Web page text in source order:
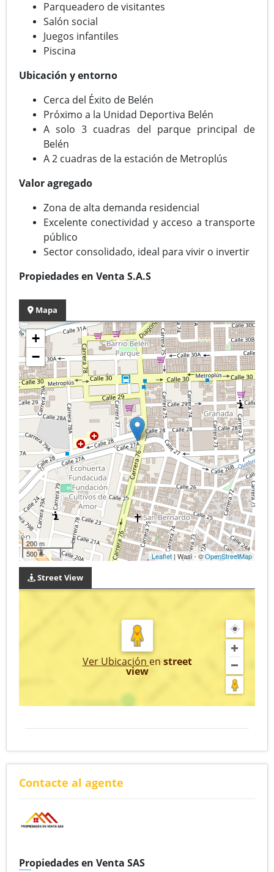
Parqueadero de visitantes
Salón social
Juegos infantiles
Piscina
Ubicación y entorno
Cerca del Éxito de Belén
Próximo a la Unidad Deportiva Belén
A solo 3 cuadras del parque principal de
Belén
A 2 cuadras de la estación de Metroplús
Valor agregado
Zona de alta demanda residencial
Excelente conectividad y acceso a transporte
público
Sector consolidado, ideal para vivir o invertir
Propiedades en Venta S.A.S
Mapa
+
−
200 m
500 ft
Leaflet | Wasi - ©OpenStreetMap
Street View
Ver Ubicación en street
view
Contacte al agente
Propiedades en Venta SAS